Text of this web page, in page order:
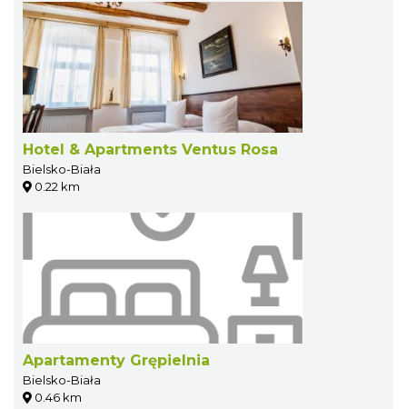
Hotel & Apartments Ventus Rosa
Bielsko-Biała
0.22 km
Apartamenty Grępielnia
Bielsko-Biała
0.46 km